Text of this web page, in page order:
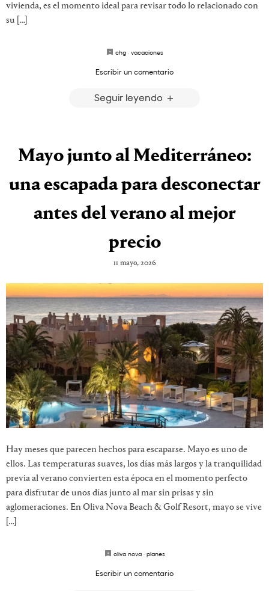
vivienda, es el momento ideal para revisar todo lo relacionado con
su […]
chg· vacaciones
Escribir un comentario
Seguir leyendo
Mayo junto al Mediterráneo:
una escapada para desconectar
antes del verano al mejor
precio
11 mayo, 2026
Hay meses que parecen hechos para escaparse. Mayo es uno de
ellos. Las temperaturas suaves, los días más largos y la tranquilidad
previa al verano convierten esta época en el momento perfecto
para disfrutar de unos días junto al mar sin prisas y sin
aglomeraciones. En Oliva Nova Beach & Golf Resort, mayo se vive
[…]
oliva nova· planes
Escribir un comentario